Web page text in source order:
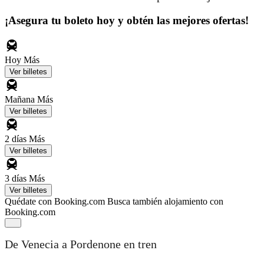
¡Asegura tu boleto hoy y obtén las mejores ofertas!
Hoy Más
Ver billetes
Mañana Más
Ver billetes
2 días Más
Ver billetes
3 días Más
Ver billetes
Quédate con Booking.com Busca también alojamiento con
Booking.com
De Venecia a Pordenone en tren